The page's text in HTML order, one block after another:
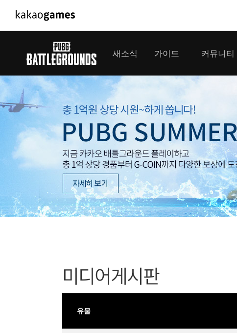
PC/모바일게임
도깨비의세계
오딘: 발할라 라이징
아키에이지 워
아레스 : 라이즈 오브 가디언즈
배틀그라운드
패스 오브 엑자일
새소식
공지사항
GM소식
이벤트
업데이트
대회소식
가이드
게임 가이드
커뮤니티
미디어 게시판
클랜 라운지
모집 게시판
미디어게시판
유물